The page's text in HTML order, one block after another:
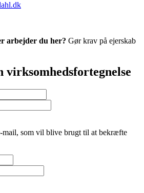
arbejder du her? Gør krav på ejerskab
mail, som vil blive brugt til at bekræfte